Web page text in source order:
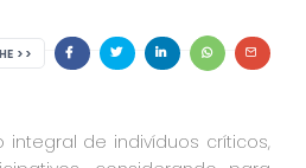
>>
integral de indivíduos críticos,